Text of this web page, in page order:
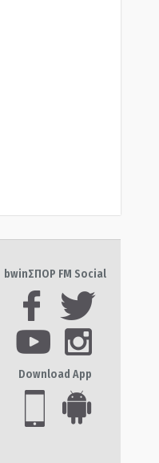
bwinΣΠΟΡ FM Social
Download App